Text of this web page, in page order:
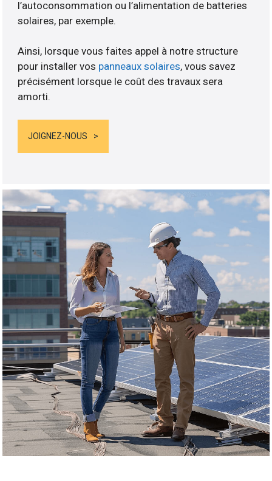
l’autoconsommation ou l’alimentation de batteries
solaires, par exemple.
Ainsi, lorsque vous faites appel à notre structure
pour installer vos panneaux solaires, vous savez
précisément lorsque le coût des travaux sera
amorti.
JOIGNEZ-NOUS